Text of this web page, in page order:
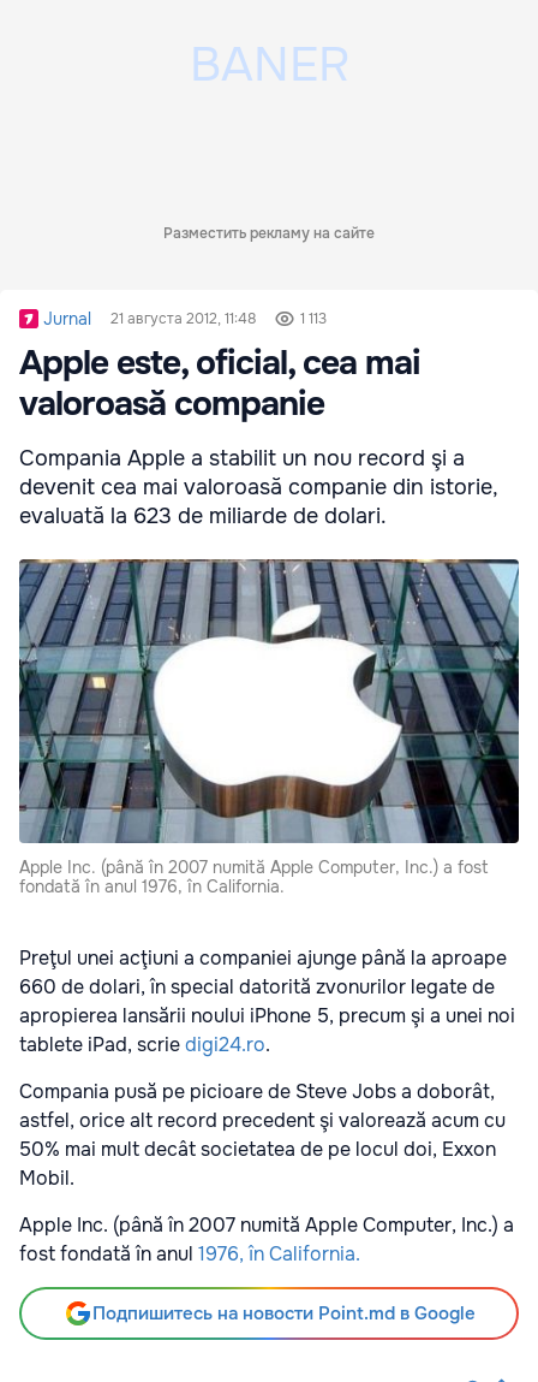
Разместить рекламу на сайте
Jurnal 21 августа 2012, 11:48 1 113
Apple este, oficial, cea mai
valoroasă companie
Compania Apple a stabilit un nou record şi a
devenit cea mai valoroasă companie din istorie,
evaluată la 623 de miliarde de dolari.
Apple Inc. (până în 2007 numită Apple Computer, Inc.) a fost
fondată în anul 1976, în California.
Preţul unei acţiuni a companiei ajunge până la aproape
660 de dolari, în special datorită zvonurilor legate de
apropierea lansării noului iPhone 5, precum şi a unei noi
tablete iPad, scriedigi24.ro.
Compania pusă pe picioare de Steve Jobs a doborât,
astfel, orice alt record precedent şi valorează acum cu
50% mai mult decât societatea de pe locul doi, Exxon
Mobil.
Apple Inc. (până în 2007 numită Apple Computer, Inc.) a
fost fondată în anul 1976, în California.
Подпишитесь на новости Point.md в Google